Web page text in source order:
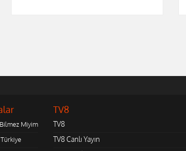
Miyim
TV8
TV8
TV8 Canlı Yayın